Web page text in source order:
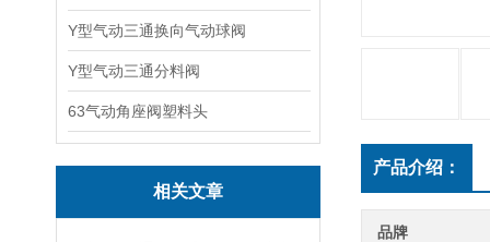
Y型气动三通换向气动球阀
Y型气动三通分料阀
63气动角座阀塑料头
相关文章
产品介绍：
品牌